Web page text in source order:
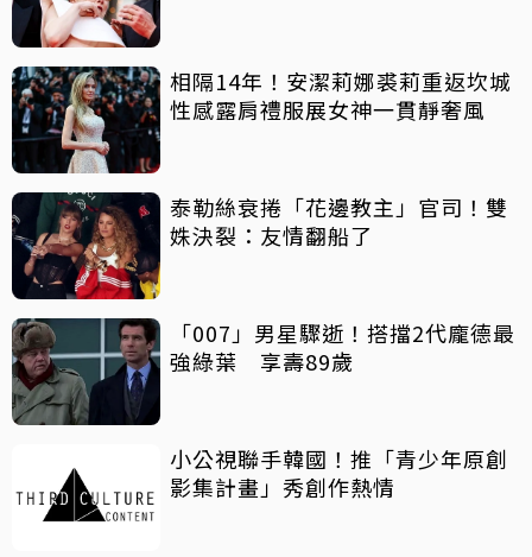
相隔14年！安潔莉娜裘莉重返坎城
性感露肩禮服展女神一貫靜奢風
泰勒絲衰捲「花邊教主」官司！雙
姝決裂：友情翻船了
「007」男星驟逝！搭擋2代龐德最
強綠葉 享壽89歲
小公視聯手韓國！推「青少年原創
影集計畫」秀創作熱情